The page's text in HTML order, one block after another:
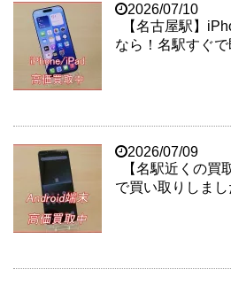
2026/07/10
【名古屋駅】
なら！名駅すぐで
2026/07/09
【名駅近くの
で買い取りしまし